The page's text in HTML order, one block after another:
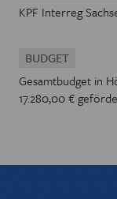
KPF Interreg
BUDGET
Gesamtbudget in
17.280,00 €